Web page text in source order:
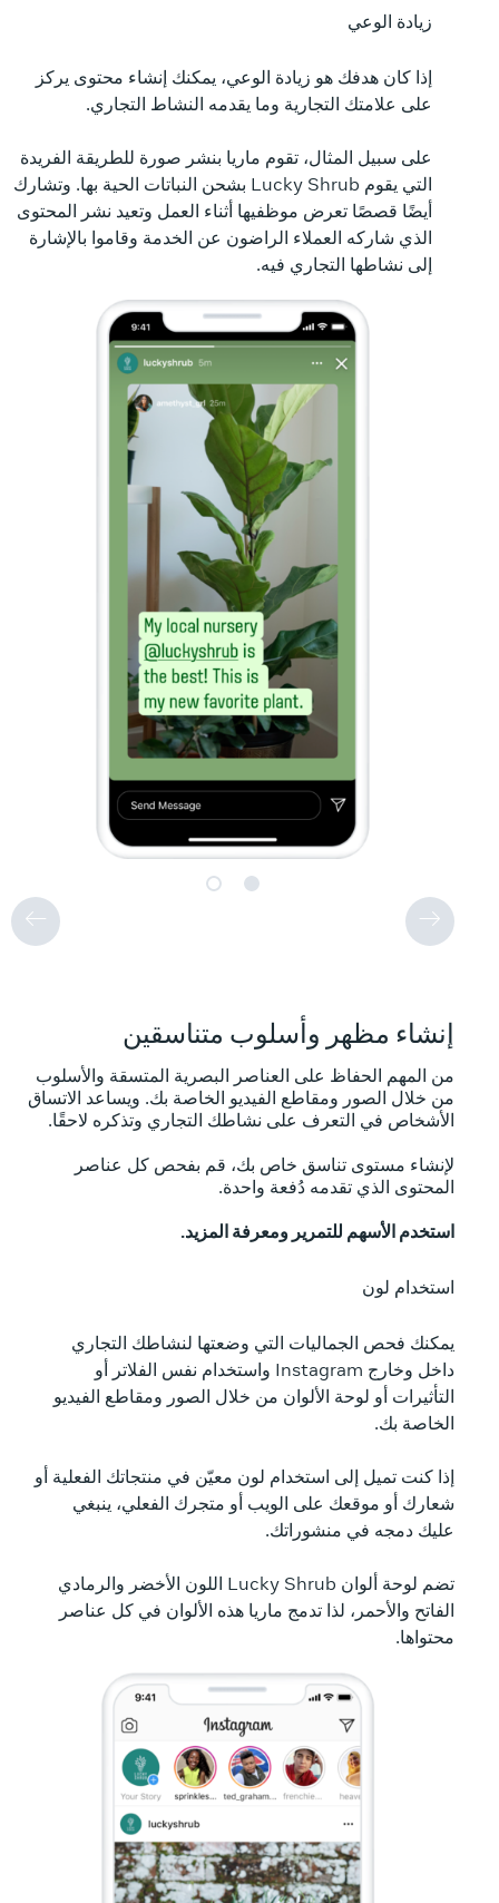
زيادة الوعي
إذا كان هدفك هو زيادة الوعي، يمكنك إنشاء محتوى يركز
على علامتك التجارية وما يقدمه النشاط التجاري.
على سبيل المثال، تقوم ماريا بنشر صورة للطريقة الفريدة
التي يقوم Lucky Shrub بشحن النباتات الحية بها. وتشارك
أيضًا قصصًا تعرض موظفيها أثناء العمل وتعيد نشر المحتوى
الذي شاركه العملاء الراضون عن الخدمة وقاموا بالإشارة
إلى نشاطها التجاري فيه.
إنشاء مظهر وأسلوب متناسقين
من المهم الحفاظ على العناصر البصرية المتسقة والأسلوب
من خلال الصور ومقاطع الفيديو الخاصة بك. ويساعد الاتساق
الأشخاص في التعرف على نشاطك التجاري وتذكره لاحقًا.
لإنشاء مستوى تناسق خاص بك، قم بفحص كل عناصر
المحتوى الذي تقدمه دُفعة واحدة.
استخدم الأسهم للتمرير ومعرفة المزيد.
استخدام لون
يمكنك فحص الجماليات التي وضعتها لنشاطك التجاري
داخل وخارج Instagram واستخدام نفس الفلاتر أو
التأثيرات أو لوحة الألوان من خلال الصور ومقاطع الفيديو
الخاصة بك.
إذا كنت تميل إلى استخدام لون معيّن في منتجاتك الفعلية أو
شعارك أو موقعك على الويب أو متجرك الفعلي، ينبغي
عليك دمجه في منشوراتك.
تضم لوحة ألوان Lucky Shrub اللون الأخضر والرمادي
الفاتح والأحمر، لذا تدمج ماريا هذه الألوان في كل عناصر
محتواها.
يلي: